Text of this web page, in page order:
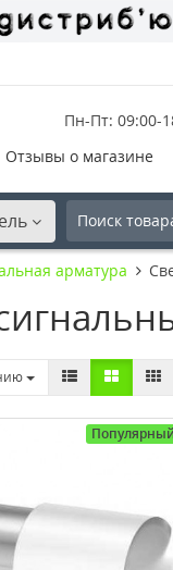
Пн-Пт: 09:00-
Отзывы о магазине
арматура
Популярный